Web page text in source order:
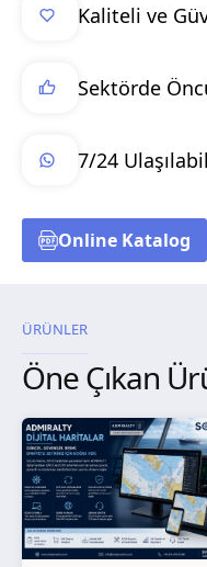
Kaliteli ve
Sektörde
7/24
Online Katalog
ÜRÜNLER
Öne Çıkan